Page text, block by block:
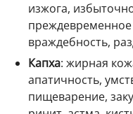
изжога,
враждебность,
Капха: жирная
апатичность,
пищеварение,